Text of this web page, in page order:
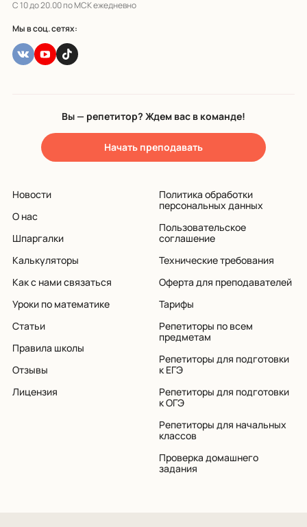
С 10 до 20.00 по МСК ежедневно
Мы в соц. сетях:
Вы — репетитор? Ждем вас в команде!
Начать преподавать
Новости
О нас
Шпаргалки
Калькуляторы
Как с нами связаться
Уроки по математике
Статьи
Правила школы
Отзывы
Лицензия
Политика обработки
персональных данных
Пользовательское
соглашение
Технические требования
Оферта для преподавателей
Тарифы
Репетиторы по всем
предметам
Репетиторы для подготовки
к ЕГЭ
Репетиторы для подготовки
к ОГЭ
Репетиторы для начальных
классов
Проверка домашнего
задания